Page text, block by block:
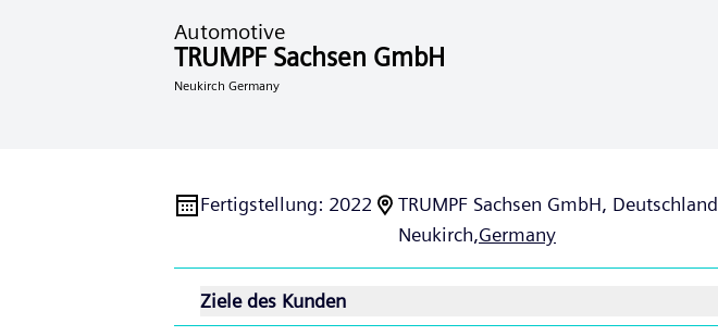
Automotive
TRUMPF Sachsen GmbH
Neukirch Germany
Fertigstellung: 2022
TRUMPF Sachsen GmbH, Deutschland
Neukirch,Germany
Ziele des Kunden